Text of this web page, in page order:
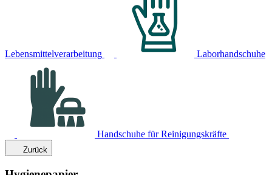
Lebensmittelverarbeitung Laborhandschuhe
Handschuhe für Reinigungskräfte
Zurück